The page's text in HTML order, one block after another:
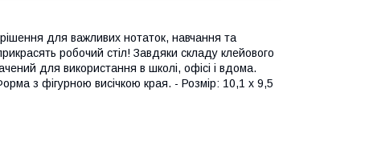
для важливих нотаток, навчання та
робочий стіл! Завдяки складу клейового
для використання в школі, офісі і вдома.
з фігурною висічкою края. - Розмір: 10,1 х 9,5